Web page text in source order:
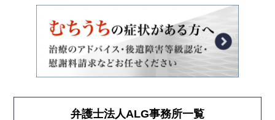
弁護士法人ALG事務所一覧